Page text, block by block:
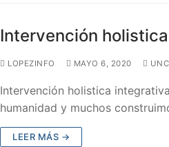
Intervención
LOPEZINFO MAYO 6, 2020
Intervención holistica
humanidad y muchos
LEER MÁS →